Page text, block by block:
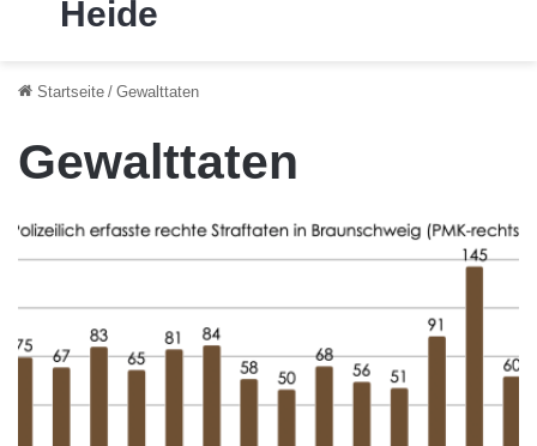
Heide
Startseite / Gewalttaten
Gewalttaten